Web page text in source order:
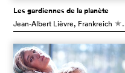
Les gardiennes de la planète
Jean-Albert Lièvre, Frankreich c